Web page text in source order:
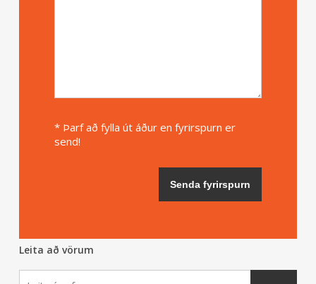
* Þarf að fylla út áður en fyrirspurn er
send!
Leita að vörum